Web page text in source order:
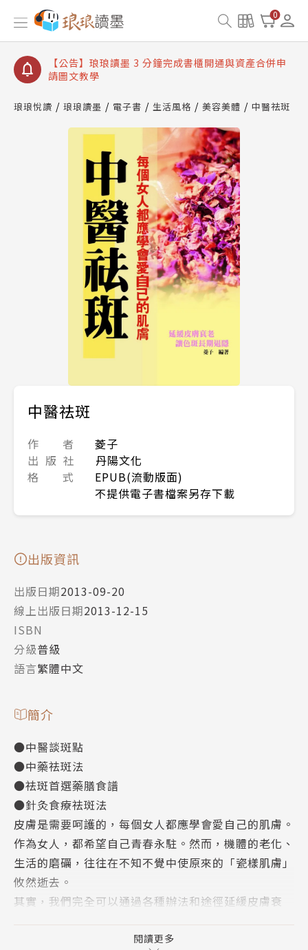
0
【公告】琅琅讀墨數位閱讀資產合併與書櫃開通申請
【公告】琅琅讀墨書櫃開通常見問題
【公告】琅琅讀墨 3 分鐘完成書櫃開通與資產合併申
請圖文教學
查詢
【公告】琅琅讀墨數位閱讀資產合併與書櫃開通申請
琅琅悅讀 琅琅讀墨 電子書 生活風格 美容美體 中醫祛斑
中醫祛斑
作 者
菱子
出 版 社
丹陽文化
格 式
EPUB(流動版面)
不提供電子書檔案另存下載
出版資訊
出版日期2013-09-20
線上出版日期2013-12-15
ISBN
分級普級
語言繁體中文
簡介
●中醫談斑點
●中藥祛斑法
●祛斑首選藥膳食譜
●針灸食療祛斑法
皮膚是需要呵護的，每個女人都應學會愛自己的肌膚。
作為女人，都希望自己青春永駐。然而，機體的老化、
生活的磨礪，往往在不知不覺中使原來的「瓷樣肌膚」
攸然逝去。
其實，我們完全可以通過各種辦法和途徑延緩皮膚衰
在就動手，主動向色班發起進攻。
閱讀更多